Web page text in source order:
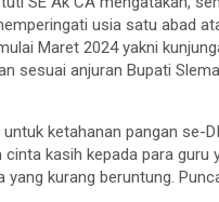
usia satu abad
Maret 2024 yakni
sesuai anjuran Bupati
ketahanan pangan se-
kasih kepada para guru
kurang beruntung.